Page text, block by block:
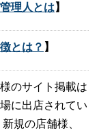
理人とは 】
とは？ 】
のサイト掲載は
に出店されてい
規の店舗様、